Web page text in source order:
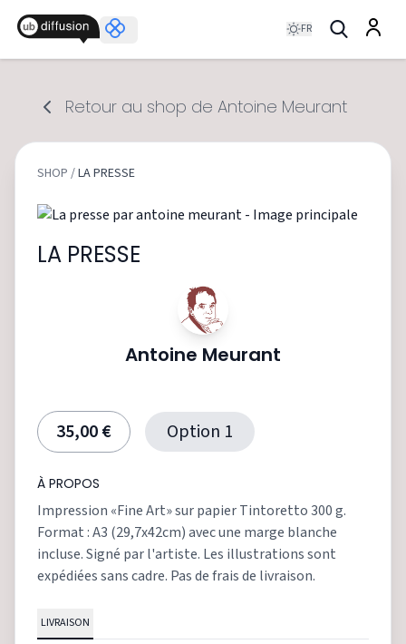
FR
Retour au shop de Antoine Meurant
SHOP /LA PRESSE
LA PRESSE
Antoine Meurant
35,00 € Option 1
À PROPOS
Impression «Fine Art» sur papier Tintoretto 300 g.
Format : A3 (29,7x42cm) avec une marge blanche
incluse. Signé par l'artiste. Les illustrations sont
expédiées sans cadre. Pas de frais de livraison.
LIVRAISON